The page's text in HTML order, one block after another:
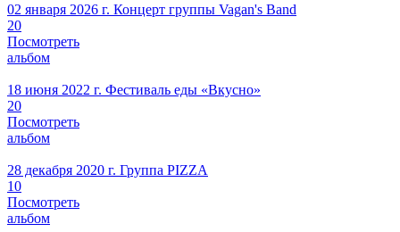
02 января 2026 г. Концерт группы Vagan's Band
20
Посмотреть
альбом
18 июня 2022 г. Фестиваль еды «Вкусно»
20
Посмотреть
альбом
28 декабря 2020 г. Группа PIZZA
10
Посмотреть
альбом